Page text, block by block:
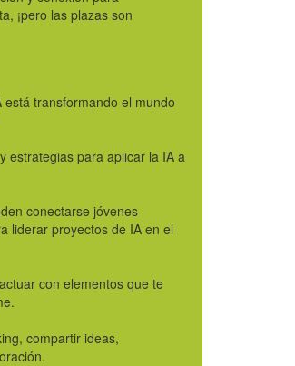
¡pero las plazas son
transformando el mundo
estrategias para aplicar la IA a
conectarse jóvenes
liderar proyectos de IA en el
con elementos que te
compartir ideas,